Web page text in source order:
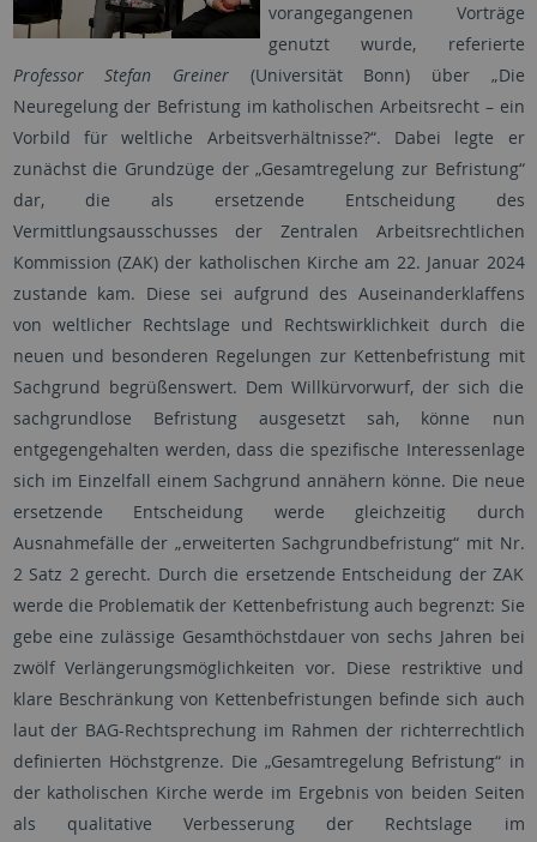
vorangegangenen Vorträge
genutzt wurde, referierte
Professor Stefan Greiner(Universität Bonn) über „Die
Neuregelung der Befristung im katholischen Arbeitsrecht – ein
Vorbild für weltliche Arbeitsverhältnisse?“. Dabei legte er
zunächst die Grundzüge der „Gesamtregelung zur Befristung“
dar, die als ersetzende Entscheidung des
Vermittlungsausschusses der Zentralen Arbeitsrechtlichen
Kommission (ZAK) der katholischen Kirche am 22. Januar 2024
zustande kam. Diese sei aufgrund des Auseinanderklaffens
von weltlicher Rechtslage und Rechtswirklichkeit durch die
neuen und besonderen Regelungen zur Kettenbefristung mit
Sachgrund begrüßenswert. Dem Willkürvorwurf, der sich die
sachgrundlose Befristung ausgesetzt sah, könne nun
entgegengehalten werden, dass die spezifische Interessenlage
sich im Einzelfall einem Sachgrund annähern könne. Die neue
ersetzende Entscheidung werde gleichzeitig durch
Ausnahmefälle der „erweiterten Sachgrundbefristung“ mit Nr.
2 Satz 2 gerecht. Durch die ersetzende Entscheidung der ZAK
werde die Problematik der Kettenbefristung auch begrenzt: Sie
gebe eine zulässige Gesamthöchstdauer von sechs Jahren bei
zwölf Verlängerungsmöglichkeiten vor. Diese restriktive und
klare Beschränkung von Kettenbefristungen befinde sich auch
laut der BAG-Rechtsprechung im Rahmen der richterrechtlich
definierten Höchstgrenze. Die „Gesamtregelung Befristung“ in
der katholischen Kirche werde im Ergebnis von beiden Seiten
als qualitative Verbesserung der Rechtslage im